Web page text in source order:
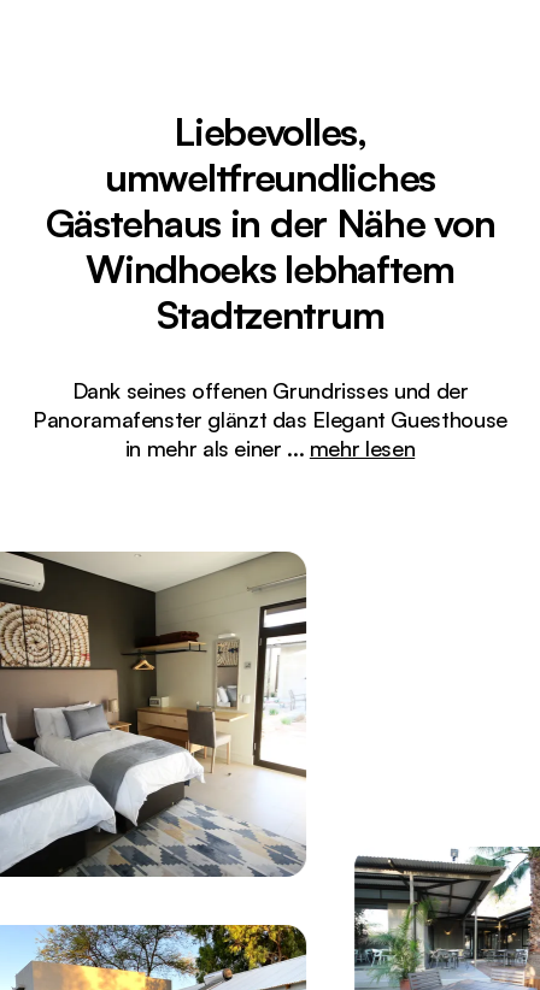
Liebevolles,
umweltfreundliches
Gästehaus in der Nähe von
Windhoeks lebhaftem
Stadtzentrum
Dank seines offenen Grundrisses und der
Panoramafenster glänzt das Elegant Guesthouse
in mehr als einer ... mehr lesen